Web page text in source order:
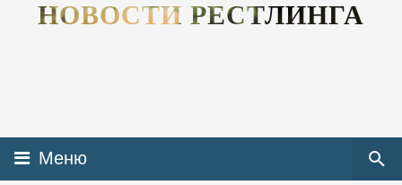
НОВОСТИ РЕСТЛИНГА
Меню